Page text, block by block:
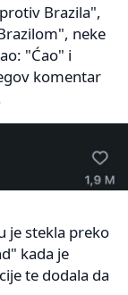
Brazila",
neke
"Ćao" i
komentar
je stekla preko
kada je
te dodala da